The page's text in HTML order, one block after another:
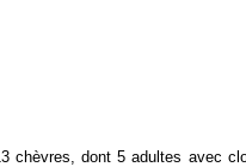
chèvres, dont 5 adultes avec